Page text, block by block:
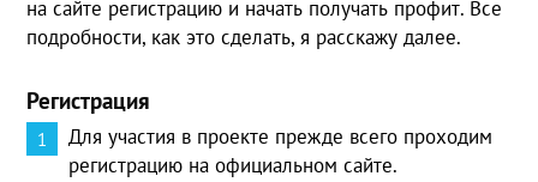
на сайте регистрацию и начать получать профит. Все
подробности, как это сделать, я расскажу далее.
Регистрация
Для участия в проекте прежде всего проходим
регистрацию на официальном сайте.